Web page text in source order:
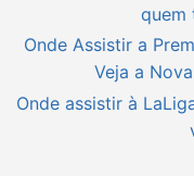
quem
Onde Assistir a
Veja a
Onde assistir à